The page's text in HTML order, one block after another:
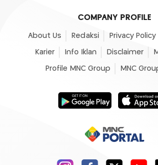
COMPANY PROFILE
About Us Redaksi Privacy Policy
Karier Info Iklan Disclaimer
Profile MNC Group MNC